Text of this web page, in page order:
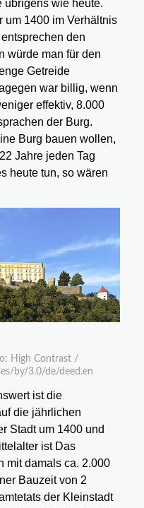
übrigens wie heute.
um 1400 im Verhältnis
den
würde man für den
Getreide
war billig, wenn
effektiv, 8.000
der Burg.
Burg bauen wollen,
Jahre jeden Tag
heute tun, so wären
High Contrast /
by/3.0/de/deed.en
ist die
die jährlichen
Stadt um 1400 und
ist Das
mit damals ca. 2.000
Bauzeit von 2
der Kleinstadt